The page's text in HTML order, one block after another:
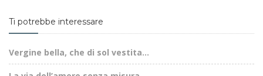
Ti potrebbe interessare
Vergine bella, che di sol vestita...